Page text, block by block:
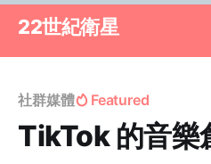
22世紀衛星
社群媒體 Featured
TikTok 的音樂